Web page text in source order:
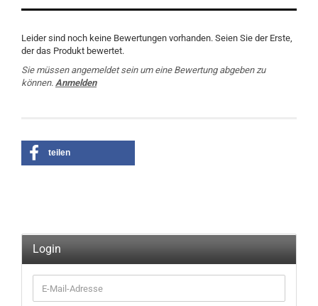
Leider sind noch keine Bewertungen vorhanden. Seien Sie der Erste,
der das Produkt bewertet.
Sie müssen angemeldet sein um eine Bewertung abgeben zu
können. Anmelden
teilen
Login
E-
Mail-